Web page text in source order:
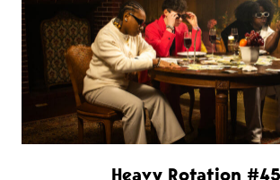
Heavy Rotation